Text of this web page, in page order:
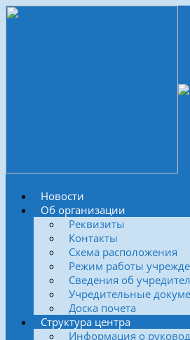
Новости
Об организации
Реквизиты
Контакты
Схема расположения
Режим работы
Сведения об
Учредительные
Доска почета
Структура центра
Информация о